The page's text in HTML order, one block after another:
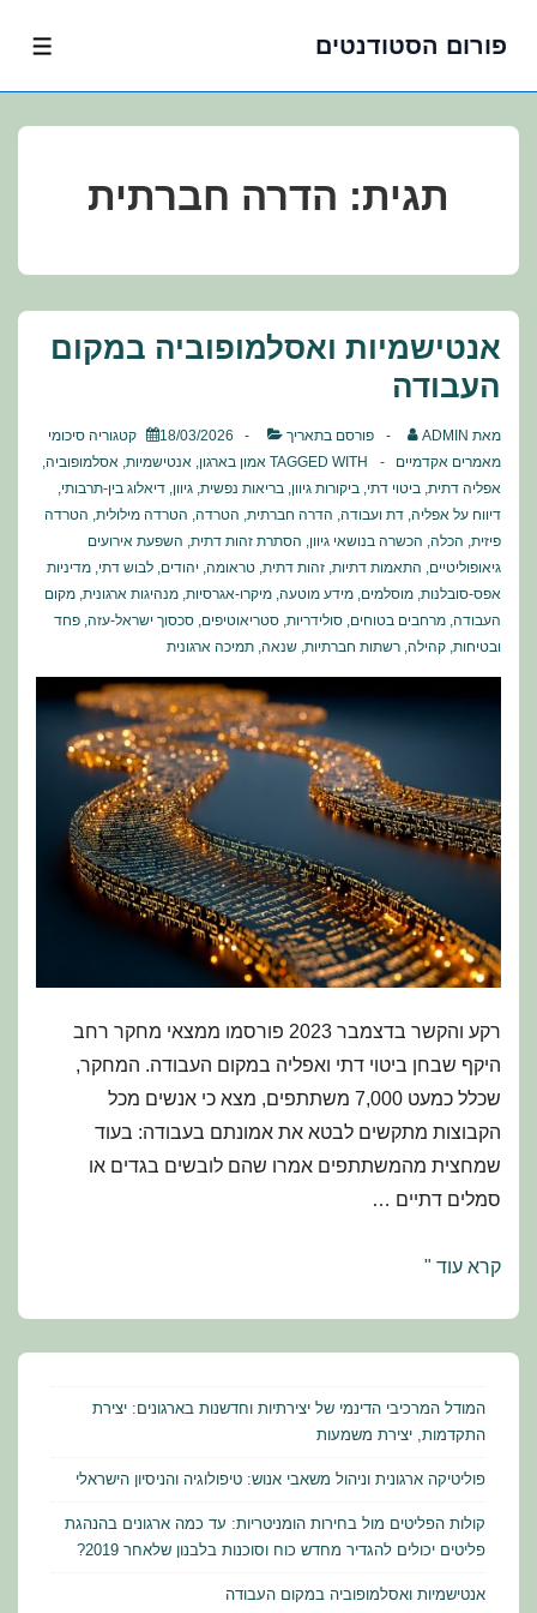
פורום הסטודנטים
תגית: הדרה חברתית
אנטישמיות ואסלמופוביה במקום
העבודה
מאת ADMIN פורסם בתאריך 18/03/2026 קטגוריה סיכומי
מאמרים אקדמיים
TAGGED WITH אמון בארגון, אנטישמיות, אסלמופוביה,
אפליה דתית, ביטוי דתי, ביקורות גיוון, בריאות נפשית, גיוון, דיאלוג בין-תרבותי,
דיווח על אפליה, דת ועבודה, הדרה חברתית, הטרדה, הטרדה מילולית, הטרדה
פיזית, הכלה, הכשרה בנושאי גיוון, הסתרת זהות דתית, השפעת אירועים
גיאופוליטיים, התאמות דתיות, זהות דתית, טראומה, יהודים, לבוש דתי, מדיניות
אפס-סובלנות, מוסלמים, מידע מוטעה, מיקרו-אגרסיות, מנהיגות ארגונית, מקום
העבודה, מרחבים בטוחים, סולידריות, סטריאוטיפים, סכסוך ישראל-עזה, פחד
ובטיחות, קהילה, רשתות חברתיות, שנאה, תמיכה ארגונית
רקע והקשר בדצמבר 2023 פורסמו ממצאי מחקר רחב
היקף שבחן ביטוי דתי ואפליה במקום העבודה. המחקר,
שכלל כמעט 7,000 משתתפים, מצא כי אנשים מכל
הקבוצות מתקשים לבטא את אמונתם בעבודה: בעוד
שמחצית מהמשתתפים אמרו שהם לובשים בגדים או
סמלים דתיים …
אנטישמיות
קרא עוד "
המודל המרכיבי הדינמי של יצירתיות וחדשנות בארגונים: יצירת
התקדמות, יצירת משמעות
פוליטיקה ארגונית וניהול משאבי אנוש: טיפולוגיה והניסיון הישראלי
קולות הפליטים מול בחירות הומניטריות: עד כמה ארגונים בהנהגת
פליטים יכולים להגדיר מחדש כוח וסוכנות בלבנון שלאחר 2019?
אנטישמיות ואסלמופוביה במקום העבודה